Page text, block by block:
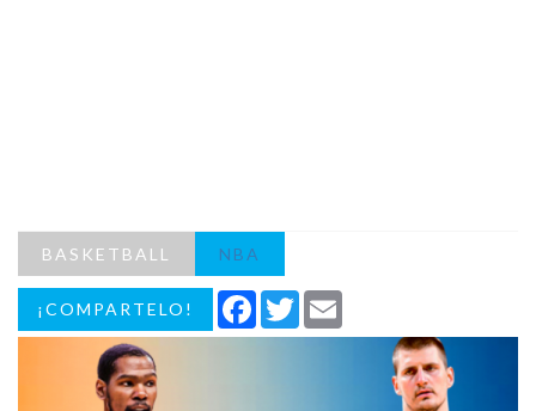
BASKETBALL NBA
¡COMPARTELO! Facebook
Twitter